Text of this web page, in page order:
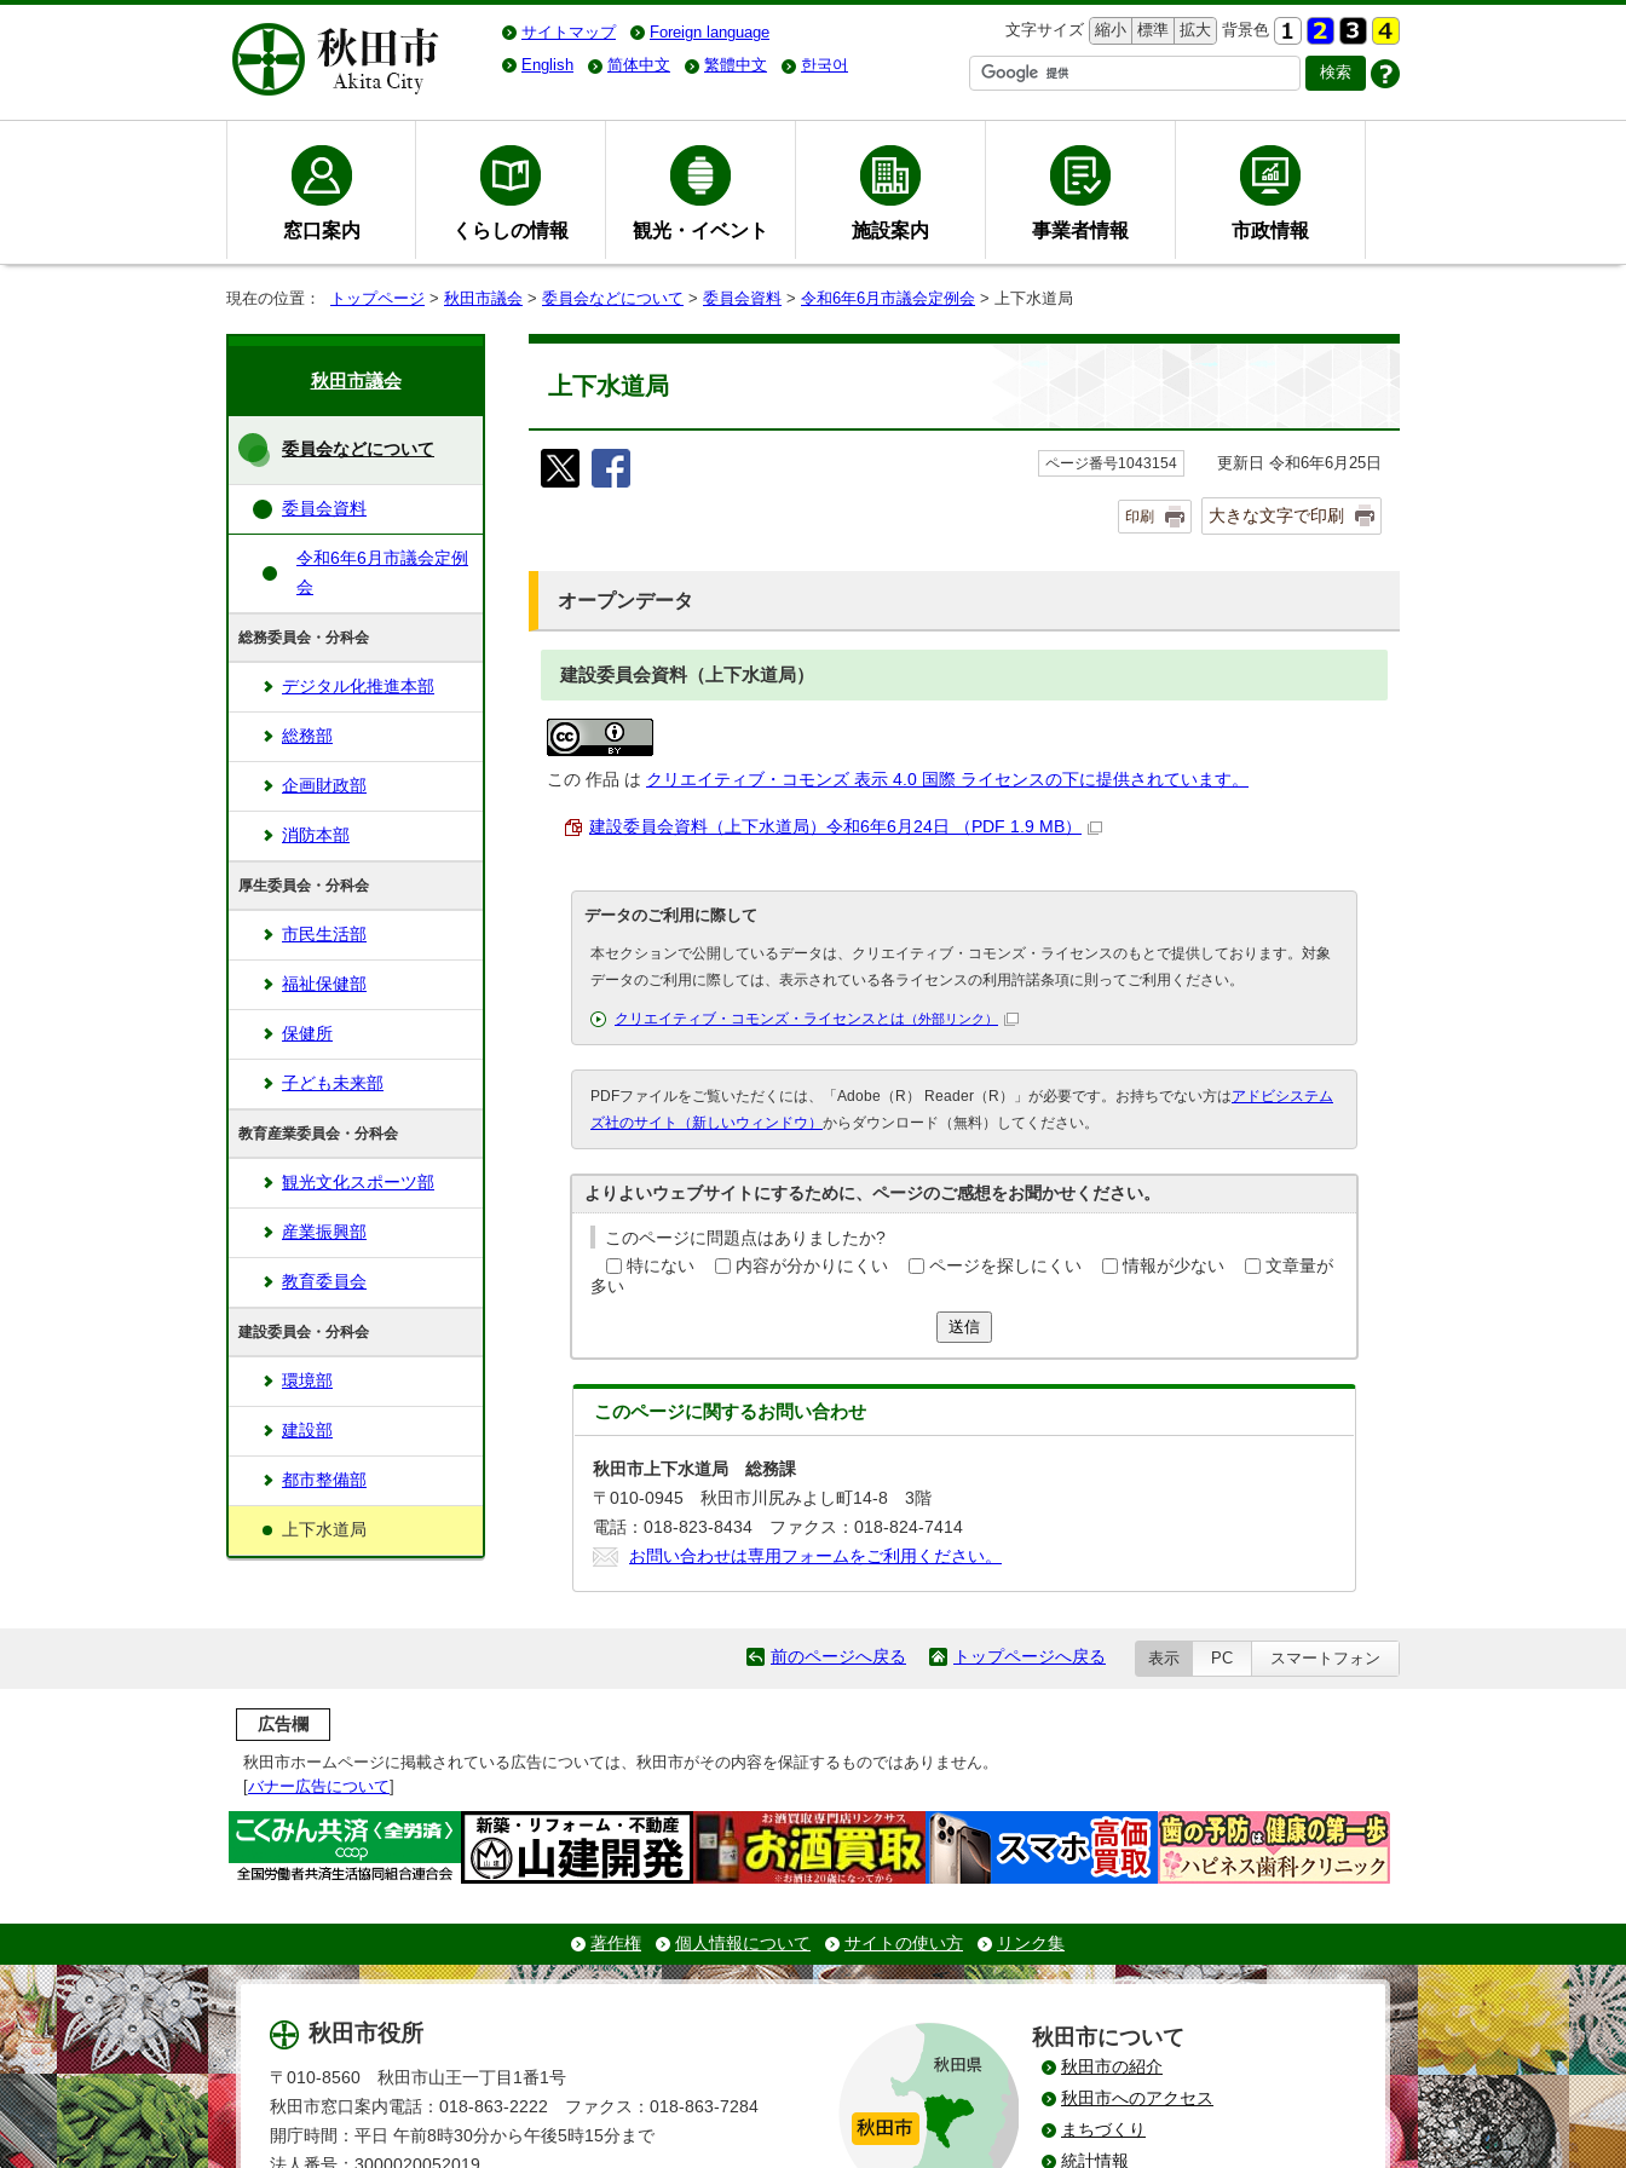
サイトマップ Foreign language 文字サイズ 縮小 標準 拡大 背景色
English
简体中文 繁體中文 한국어
窓口案内 くらしの情報 観光・イベント 施設案内 事業者情報 市政情報
現在の位置： トップページ > 秋田市議会 > 委員会などについて > 委員会資料 > 令和6年6月市議会定例会 > 上下水道局
上下水道局
ページ番号1043154 更新日 令和6年6月25日
印刷 大きな文字で印刷
オープンデータ
建設委員会資料（上下水道局）
この 作品 は クリエイティブ・コモンズ 表示 4.0 国際 ライセンスの下に提供されています。
建設委員会資料（上下水道局）令和6年6月24日 （PDF 1.9 MB）
データのご利用に際して
本セクションで公開しているデータは、クリエイティブ・コモンズ・ライセンスのもとで提供しております。対象
データのご利用に際しては、表示されている各ライセンスの利用許諾条項に則ってご利用ください。
クリエイティブ・コモンズ・ライセンスとは （外部リンク）
PDFファイルをご覧いただくには、「Adobe（R） Reader（R）」が必要です。お持ちでない方はアドビシステム
ズ社のサイト（新しいウィンドウ） からダウンロード（無料）してください。
よりよいウェブサイトにするために、ページのご感想をお聞かせください。
このページに問題点はありましたか?
特にない
内容が分かりにくい ページを探しにくい 情報が少ない
文章量が
多い
送信
このページに関するお問い合わせ
秋田市上下水道局 総務課
〒010-0945 秋田市川尻みよし町14-8 3階
電話：018-823-8434 ファクス：018-824-7414
お問い合わせは専用フォームをご利用ください。
秋田市議会
委員会などについて
委員会資料
令和6年6月市議会定例
会
総務委員会・分科会
デジタル化推進本部
総務部
企画財政部
消防本部
厚生委員会・分科会
市民生活部
福祉保健部
保健所
子ども未来部
教育産業委員会・分科会
観光文化スポーツ部
産業振興部
教育委員会
建設委員会・分科会
環境部
建設部
都市整備部
上下水道局
前のページへ戻る トップページへ戻る 表示 PC スマートフォン
広告欄
秋田市ホームページに掲載されている広告については、秋田市がその内容を保証するものではありません。
[バナー広告について]
著作権 個人情報について サイトの使い方 リンク集
秋田市役所
〒010-8560 秋田市山王一丁目1番1号
秋田市窓口案内電話：018-863-2222 ファクス：018-863-7284
開庁時間：平日 午前8時30分から午後5時15分まで
秋田市について
秋田市の紹介
秋田市へのアクセス
まちづくり
統計情報